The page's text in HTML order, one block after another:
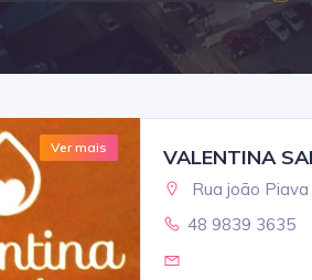
Ver mais VALENTINA
Rua joão
48 9839 3635